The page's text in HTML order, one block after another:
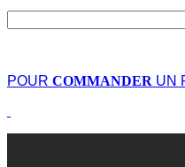
POUR COMMANDER UN